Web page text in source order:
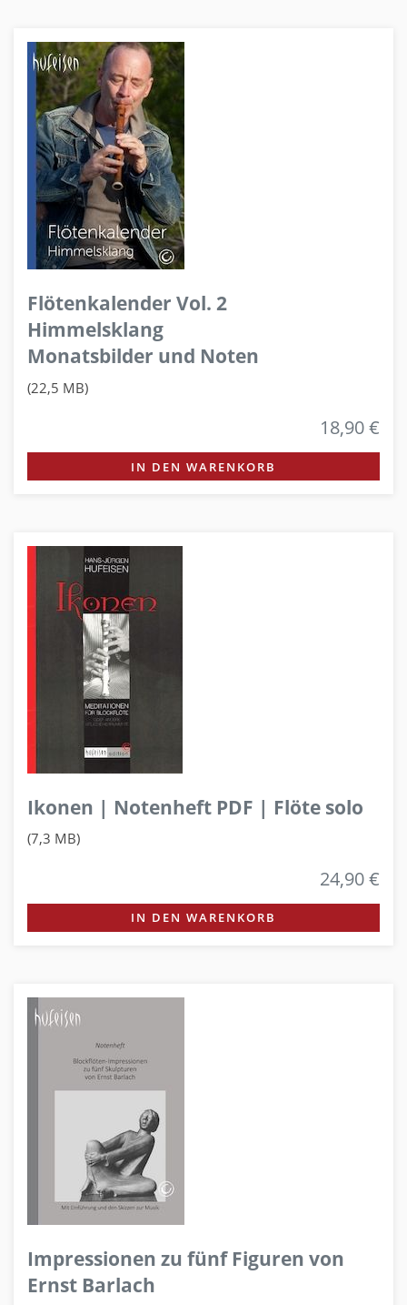
Flötenkalender Vol. 2
Himmelsklang
Monatsbilder und Noten
(22,5 MB)
18,90 €
IN DEN WARENKORB
Ikonen | Notenheft PDF | Flöte solo
(7,3 MB)
24,90 €
IN DEN WARENKORB
Impressionen zu fünf Figuren von
Ernst Barlach